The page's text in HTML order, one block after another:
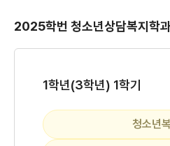
2025학번 청소년상담복지학
1학년(3학년) 1학기
청소년